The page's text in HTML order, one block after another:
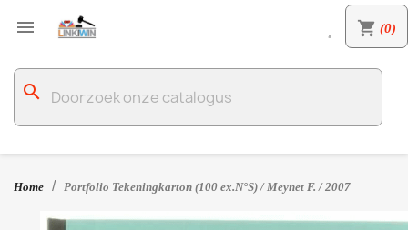
 shopping_cart (0)

search
Home Portfolio Tekeningkarton (100 ex.N°S) / Meynet F. / 2007